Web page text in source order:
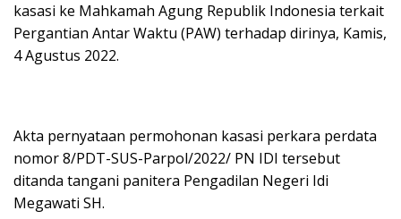
kasasi ke Mahkamah Agung Republik Indonesia terkait
Pergantian Antar Waktu (PAW) terhadap dirinya, Kamis,
4 Agustus 2022.
Akta pernyataan permohonan kasasi perkara perdata
nomor 8/PDT-SUS-Parpol/2022/ PN IDI tersebut
ditanda tangani panitera Pengadilan Negeri Idi
Megawati SH.